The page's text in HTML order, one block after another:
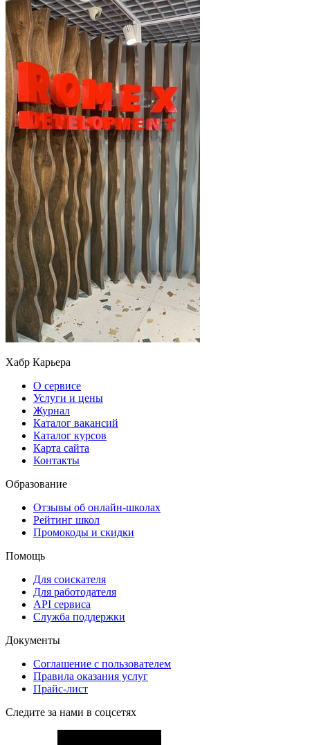
Хабр Карьера
О сервисе
Услуги и цены
Журнал
Каталог вакансий
Каталог курсов
Карта сайта
Контакты
Образование
Отзывы об онлайн-школах
Рейтинг школ
Промокоды и скидки
Помощь
Для соискателя
Для работодателя
API сервиса
Служба поддержки
Документы
Соглашение с пользователем
Правила оказания услуг
Прайс-лист
Следите за нами в соцсетях